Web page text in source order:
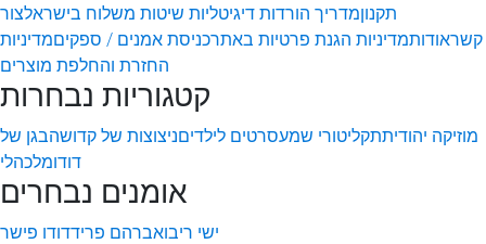
תקנוןמדריך הורדות דיגיטליות שיטות משלוח בישראלצור
קשראודותמדיניות הגנת פרטיות באתרכניסת אמנים / ספקיםמדיניות
החזרת והחלפת מוצרים
קטגוריות נבחרות
מוזיקה יהודיתתקליטורי שמעסרטים לילדיםניצוצות של קדושהבגן של
דודומלכהלי
אומנים נבחרים
ישי ריבואברהם פרידדודו פישר